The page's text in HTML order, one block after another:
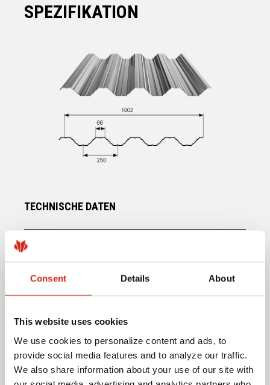
Consent Details About
This website uses cookies
We use cookies to personalize content and ads, to
provide social media features and to analyze our traffic.
We also share information about your use of our site with
SPEZIFIKATION
TECHNISCHE DATEN
GESAMTBREITE
BLECHSTÄRKE 0,7 mm - 1,25 mm